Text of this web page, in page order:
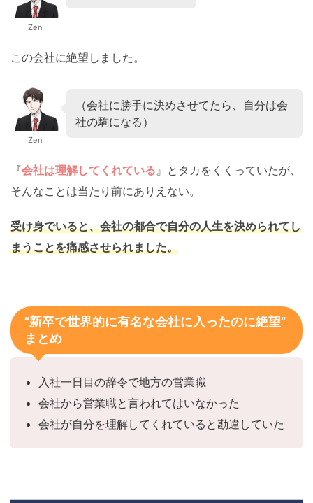
Zen
この会社に絶望しました。
Zen
（会社に勝手に決めさせてたら、自分は会
社の駒になる）
『会社は理解してくれている 』とタカをくくっていたが、
そんなことは当たり前にありえない。
受け身でいると、会社の都合で自分の人生を決められてし
まうことを痛感させられました。
”新卒で世界的に有名な会社に入ったのに絶望”
まとめ
入社一日目の辞令で地方の営業職
会社から営業職と言われてはいなかった
会社が自分を理解してくれていると勘違していた